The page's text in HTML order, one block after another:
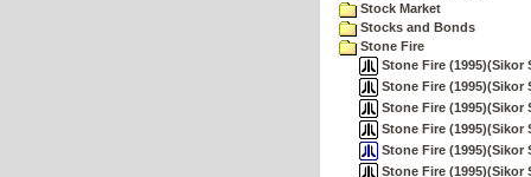
Stock Market
Stocks and Bonds
Stone Fire
Stone Fire
Stone Fire
Stone Fire
Stone Fire
Stone Fire
Stone Fire (1995)(Sikor